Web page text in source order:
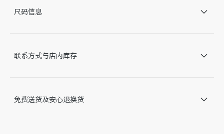
金色饰面金属
龙虾扣
产品图片可能与产品实际外观不一致，以产品实物为准。如有相
尺码信息
联系方式与店内库存
免费送货及安心退换货